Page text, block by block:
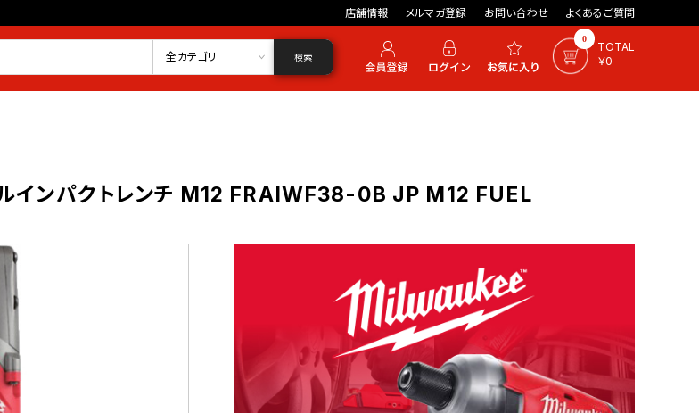
店舗情報 メルマガ登録 お問い合わせ よくあるご質問
イン お気に入り 0
TOTAL
￥0
全カテゴリ 検索
インパクトレンチ M12 FRAIWF38-0B JP M12 FUEL